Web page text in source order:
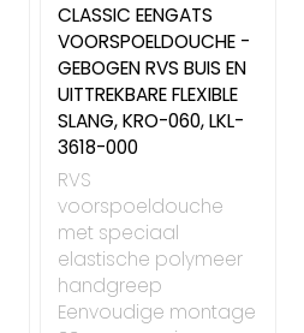
CLASSIC EENGATS
VOORSPOELDOUCHE -
GEBOGEN RVS BUIS EN
UITTREKBARE FLEXIBLE
SLANG, KRO-060, LKL-
3618-000
RVS
voorspoeldouche
met speciaal
elastische polymeer
handgreep
Eenvoudige montage